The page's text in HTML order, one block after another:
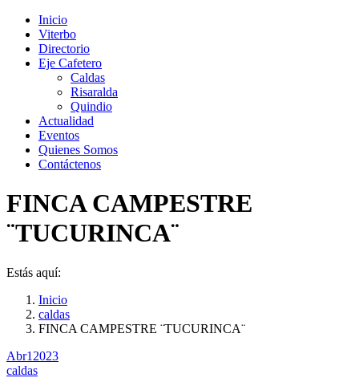
Inicio
Viterbo
Directorio
Eje Cafetero
Caldas
Risaralda
Quindio
Actualidad
Eventos
Quienes Somos
Contáctenos
FINCA CAMPESTRE
¨TUCURINCA¨
Estás aquí:
Inicio
caldas
FINCA CAMPESTRE ¨TUCURINCA¨
Abr1 2023
caldas